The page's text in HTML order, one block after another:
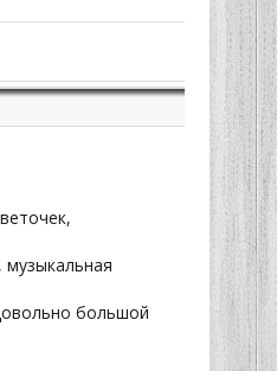
музыкальная
большой